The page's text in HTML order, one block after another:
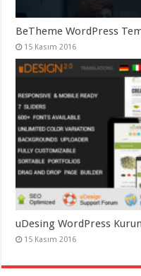
BeTheme WordPress
15 Kasım 2016
uDesing WordPress
15 Kasım 2016